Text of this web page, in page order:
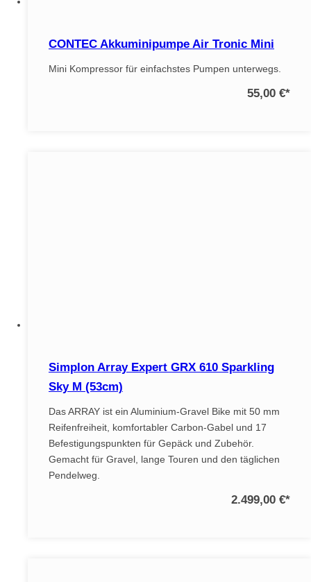
CONTEC Akkuminipumpe Air Tronic Mini
Mini Kompressor für einfachstes Pumpen unterwegs.
55,00 €*
Simplon Array Expert GRX 610 Sparkling
Sky M (53cm)
Das ARRAY ist ein Aluminium-Gravel Bike mit 50 mm
Reifenfreiheit, komfortabler Carbon-Gabel und 17
Befestigungspunkten für Gepäck und Zubehör.
Gemacht für Gravel, lange Touren und den täglichen
Pendelweg.
2.499,00 €*